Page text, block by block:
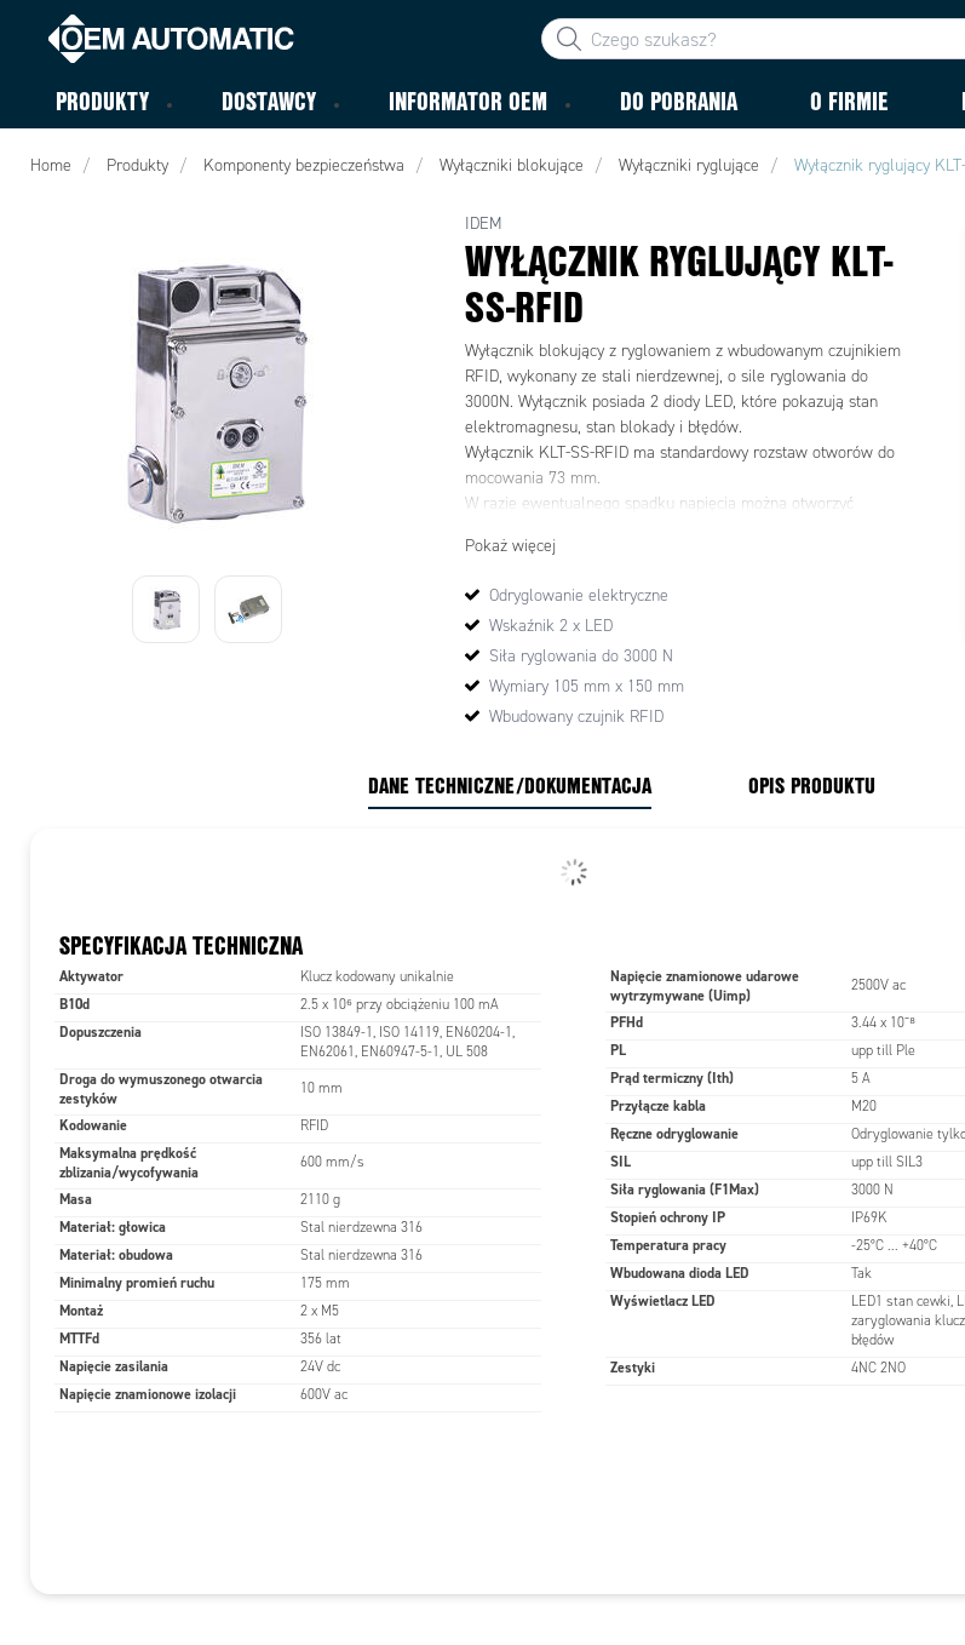
PRODUKTY DOSTAWCY INFORMATOR OEM DO POBRANIA O FIRMIE
Home Produkty Komponenty bezpieczeństwa Wyłączniki blokujące Wyłączniki ryglujące Wyłącznik ryglujący
IDEM
WYŁĄCZNIK RYGLUJĄCY KLT-
SS-RFID
Wyłącznik blokujący z ryglowaniem z wbudowanym czujnikiem
RFID, wykonany ze stali nierdzewnej, o sile ryglowania do
3000N. Wyłącznik posiada 2 diody LED, które pokazują stan
elektromagnesu, stan blokady i błędów.
Wyłącznik KLT-SS-RFID ma standardowy rozstaw otworów do
mocowania 73 mm.
W razie ewentualnego spadku napięcia można otworzyć
jest dostępny w wersji: odryglowanie napięciem.
Pokaż więcej
Odryglowanie elektryczne
Wskaźnik 2 x LED
Siła ryglowania do 3000 N
Wymiary 105 mm x 150 mm
Wbudowany czujnik RFID
DANE TECHNICZNE/DOKUMENTACJA OPIS PRODUKTU
SPECYFIKACJA TECHNICZNA
Aktywator Klucz kodowany unikalnie
B10d 2.5 x 10⁶ przy obciążeniu 100 mA
Dopuszczenia
ISO 13849-1, ISO 14119, EN60204-1,
EN62061, EN60947-5-1, UL 508
Droga do wymuszonego otwarcia
zestyków
10 mm
Kodowanie RFID
Maksymalna prędkość
zblizania/wycofywania
600 mm/s
Masa 2110 g
Materiał: głowica Stal nierdzewna 316
Materiał: obudowa Stal nierdzewna 316
Minimalny promień ruchu 175 mm
Montaż 2 x M5
MTTFd 356 lat
Napięcie zasilania 24V dc
Napięcie znamionowe izolacji 600V ac
Napięcie znamionowe udarowe
wytrzymywane (Uimp)
2500V ac
PFHd 3.44 x 10⁻⁸
PL upp till Ple
Prąd termiczny (Ith) 5 A
Przyłącze kabla M20
Ręczne odryglowanie Odryglowanie
SIL upp till SIL3
Siła ryglowania (F1Max) 3000 N
Stopień ochrony IP IP69K
Temperatura pracy -25°C ... +40°C
Wbudowana dioda LED Tak
Wyświetlacz LED
LED1 stan cewki,
zaryglowania
błędów
Zestyki 4NC 2NO